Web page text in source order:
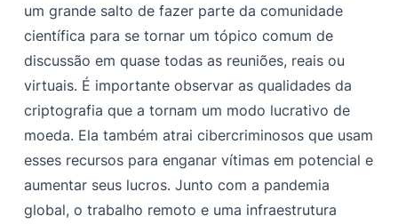
Criptomoeda — Um mercado em expansão para
atacantes cibernéticos
Cyber Threat Watch 2021
Impacto nas bolsas e investimentos em criptomoedas
Melhores práticas para bolsas de criptomoedas
um grande salto de fazer parte da comunidade
científica para se tornar um tópico comum de
discussão em quase todas as reuniões, reais ou
virtuais. É importante observar as qualidades da
criptografia que a tornam um modo lucrativo de
moeda. Ela também atrai cibercriminosos que usam
esses recursos para enganar vítimas em potencial e
aumentar seus lucros. Junto com a pandemia
global, o trabalho remoto e uma infraestrutura